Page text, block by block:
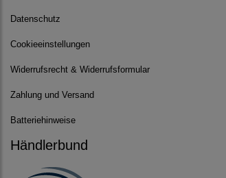
Datenschutz
Cookieeinstellungen
Widerrufsrecht & Widerrufsformular
Zahlung und Versand
Batteriehinweise
Händlerbund